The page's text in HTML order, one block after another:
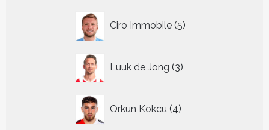
Ciro Immobile 5
producten
Luuk de Jong 3
producten
Orkun Kokcu 4
producten